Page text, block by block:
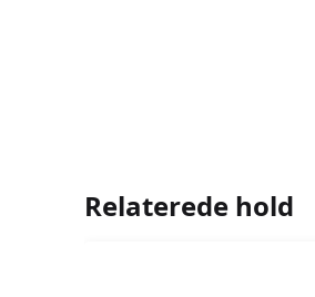
Relaterede hold